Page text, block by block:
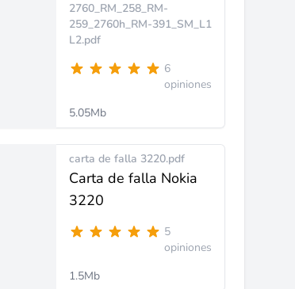
2760_RM_258_RM-
259_2760h_RM-391_SM_L1
L2.pdf
6
opiniones
5.05Mb
carta de falla 3220.pdf
Carta de falla Nokia
3220
5
opiniones
1.5Mb